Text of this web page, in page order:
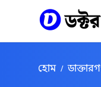
হোম /